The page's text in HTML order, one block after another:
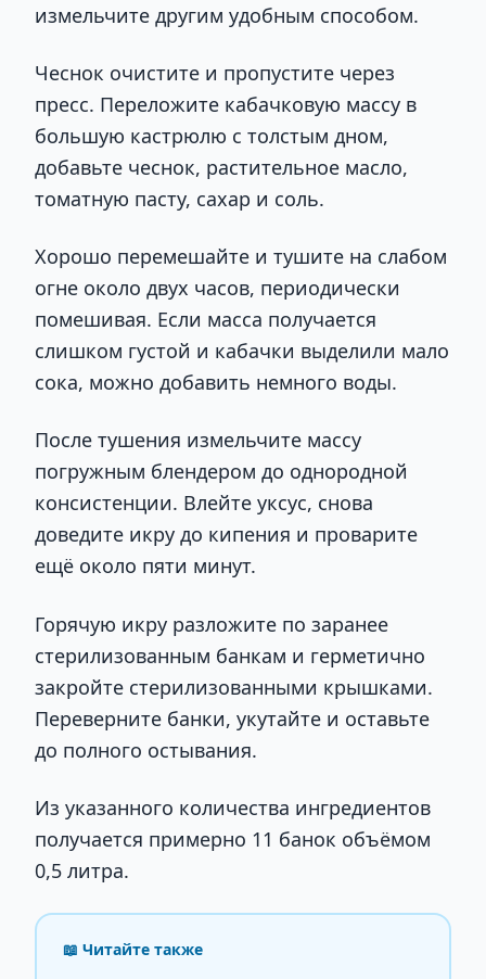
измельчите другим удобным способом.
Чеснок очистите и пропустите через
пресс. Переложите кабачковую массу в
большую кастрюлю с толстым дном,
добавьте чеснок, растительное масло,
томатную пасту, сахар и соль.
Хорошо перемешайте и тушите на слабом
огне около двух часов, периодически
помешивая. Если масса получается
слишком густой и кабачки выделили мало
сока, можно добавить немного воды.
После тушения измельчите массу
погружным блендером до однородной
консистенции. Влейте уксус, снова
доведите икру до кипения и проварите
ещё около пяти минут.
Горячую икру разложите по заранее
стерилизованным банкам и герметично
закройте стерилизованными крышками.
Переверните банки, укутайте и оставьте
до полного остывания.
Из указанного количества ингредиентов
получается примерно 11 банок объёмом
0,5 литра.
📖 Читайте также